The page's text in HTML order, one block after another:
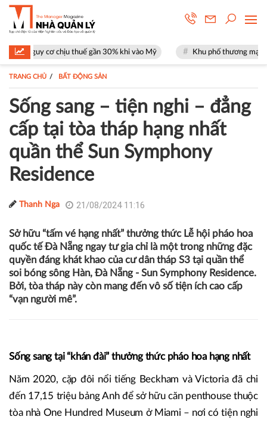
thuế gần 30% khi vào Mỹ Khu phố thương mại SOHO tại The
TRANG CHỦ BẤT ĐỘNG SẢN
Sống sang – tiện nghi – đẳng
cấp tại tòa tháp hạng nhất
quần thể Sun Symphony
Residence
Thanh Nga 21/08/2024 11:16
Sở hữu “tấm vé hạng nhất” thưởng thức Lễ hội pháo hoa
quốc tế Đà Nẵng ngay tư gia chỉ là một trong những đặc
quyền đáng khát khao của cư dân tháp S3 tại quần thể
soi bóng sông Hàn, Đà Nẵng - Sun Symphony Residence.
Bởi, tòa tháp này còn mang đến vô số tiện ích cao cấp
“vạn người mê”.
Sống sang tại “khán đài” thưởng thức pháo hoa hạng nhất
Năm 2020, cặp đôi nổi tiếng Beckham và Victoria đã chi
đến 17,15 triệu bảng Anh để sở hữu căn penthouse thuộc
tòa nhà One Hundred Museum ở Miami – nơi có tiện nghi